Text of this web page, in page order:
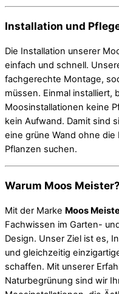
Installation und
Die Installation unserer
einfach und schnell.
fachgerechte Montage,
müssen. Einmal installiert,
Moosinstallationen keine
kein Aufwand. Damit sind
eine grüne Wand ohne
Pflanzen suchen.
Warum Moos Meister?
Mit der Marke Moos
Fachwissen im Garten-
Design. Unser Ziel ist es,
und gleichzeitig
schaffen. Mit unserer
Naturbegrünung sind wir